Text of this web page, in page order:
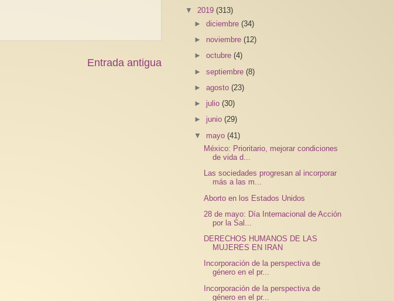
Entrada antigua
▼ 2019 (313)
►diciembre(34)
► noviembre(12)
►octubre(4)
►septiembre(8)
►agosto(23)
► julio(30)
► junio(29)
▼ mayo(41)
México: Prioritario, mejorar condiciones
de vida d...
Las sociedades progresan al incorporar
más a las m...
Aborto en los Estados Unidos
28 de mayo: Día Internacional de Acción
por la Sal...
DERECHOS HUMANOS DE LAS
MUJERES EN IRAN
Incorporación de la perspectiva de
género en el pr...
Incorporación de la perspectiva de
género en el pr...